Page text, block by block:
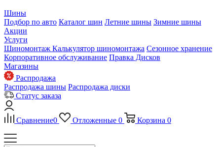
Шины
Подбор по авто Каталог шин Летние шины Зимние шины
Акции
Услуги
Шиномонтаж Калькулятор шиномонтажа Сезонное хранение
Корпоративное обслуживание Правка Дисков
Магазины
Распродажа
Распродажа шины Распродажа диски
Статус заказа
Сравнение0 Отложенные 0 Корзина 0